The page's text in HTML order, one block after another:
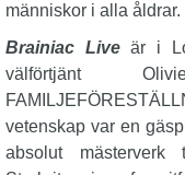
människor i alla åldrar.
Brainiac Liveär i
välförtjänt
vetenskap var en
absolut